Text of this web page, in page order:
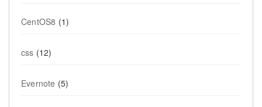
CentOS8 (1)
css (12)
Evernote (5)